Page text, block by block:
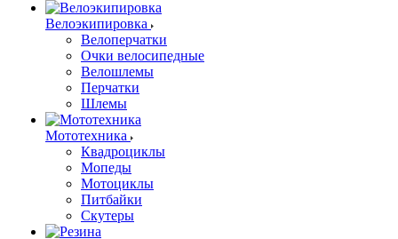
Велоэкипировка
Велоперчатки
Очки велосипедные
Велошлемы
Перчатки
Шлемы
Мототехника
Квадроциклы
Мопеды
Мотоциклы
Питбайки
Скутеры